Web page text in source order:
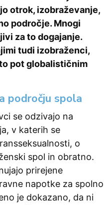
otrok, izobraževanje,
področje. Mnogi
za to dogajanje.
tudi izobraženci,
pot globalističnim
področju spola
se odzivajo na
v katerih se
o
spol in obratno.
prirejene
napotke za spolno
je dokazano, da ni